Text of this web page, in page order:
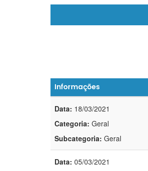
Informações
Data: 18/03/2021
Categoria: Geral
Subcategoria: Geral
Data: 05/03/2021